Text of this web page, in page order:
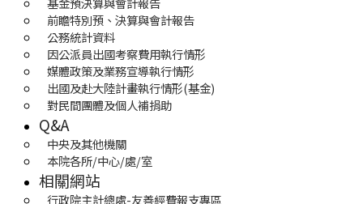
前瞻特別預、決算與會計報告
公務統計資料
因公派員出國考察費用執行情形
媒體政策及業務宣導執行情形
出國及赴大陸計畫執行情形(基金)
對民間團體及個人補捐助
Q&A
中央及其他機關
本院各所/中心/處/室
相關網站
行政院主計總處-友善經費報支專區